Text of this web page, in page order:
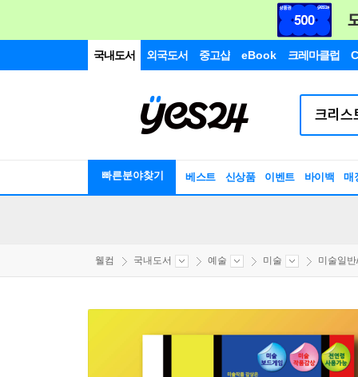
국내도서 외국도서 중고샵 eBook 크레마클럽
빠른분야찾기 베스트 신상품 이벤트 바이백 매
웰컴 국내도서 예술 미술 미술일